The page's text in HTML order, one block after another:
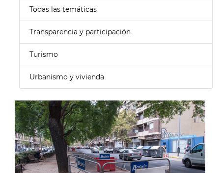
Todas las temáticas
Transparencia y participación
Turismo
Urbanismo y vivienda